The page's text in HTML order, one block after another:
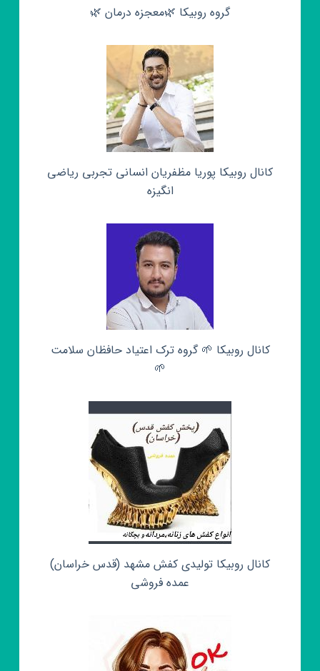
گروه روبیکا 🌿معجزه درمان 🌿
کانال روبیکا پوریا مظفریان انسانی تجربی ریاضی
انگیزه
کانال روبیکا 🌱 گروه ترک اعتیاد حافظان سلامت
🌱
کانال روبیکا تولیدی کفش مشهد (قدس خراسان)
عمده فروشی